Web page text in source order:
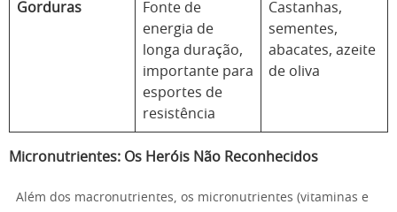
Gorduras
Fonte de
energia de
longa duração,
importante para
esportes de
resistência
Castanhas,
sementes,
abacates, azeite
de oliva
Micronutrientes: Os Heróis Não Reconhecidos
Além dos macronutrientes, os micronutrientes (vitaminas e